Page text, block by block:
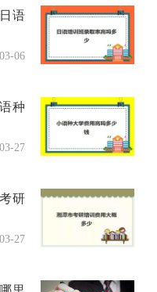
语
06
种
27
研
27